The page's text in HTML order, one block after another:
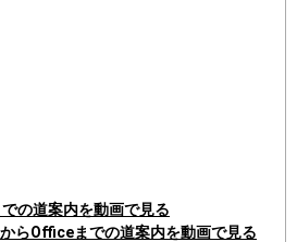
の道案内を動画で見る
らOfficeまでの道案内を動画で見る